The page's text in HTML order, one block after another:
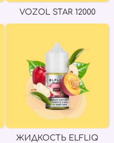
VOZOL STAR 12000
ЖИДКОСТЬ ELFLIQ